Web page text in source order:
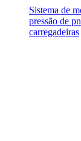
Sistema de
pressão de
carregadeiras